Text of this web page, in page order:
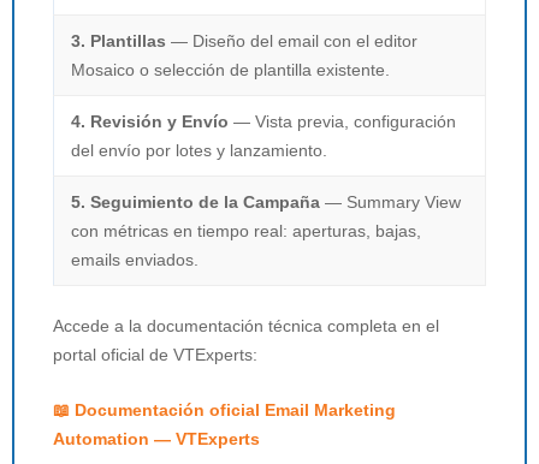
3. Plantillas — Diseño del email con el editor
Mosaico o selección de plantilla existente.
4. Revisión y Envío — Vista previa, configuración
del envío por lotes y lanzamiento.
5. Seguimiento de la Campaña— Summary View
con métricas en tiempo real: aperturas, bajas,
emails enviados.
Accede a la documentación técnica completa en el
portal oficial de VTExperts:
📖 Documentación oficial Email Marketing
Automation — VTExperts